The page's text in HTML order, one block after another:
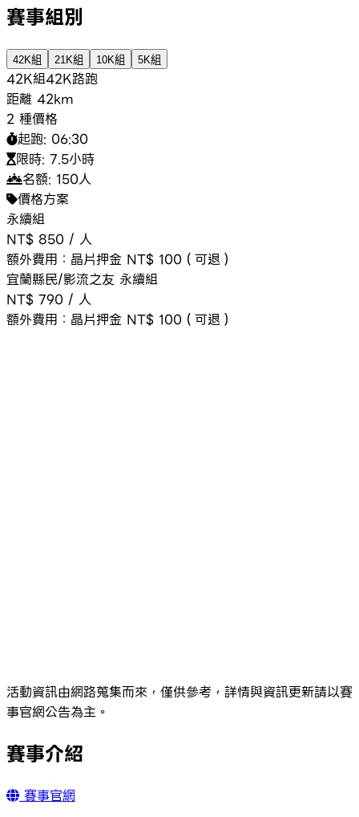
賽事組別
42K組 21K組 10K組 5K組
42K組42K路跑
距離 42km
2 種價格
起跑: 06:30
限時: 7.5小時
名額: 150人
價格方案
永續組
NT$ 850 / 人
額外費用： 晶片押金 NT$ 100（可退）
宜蘭縣民/影流之友 永續組
NT$ 790 / 人
額外費用： 晶片押金 NT$ 100（可退）
活動資訊由網路蒐集而來，僅供參考，詳情與資訊更新請以賽
事官網公告為主。
賽事介紹
賽事官網